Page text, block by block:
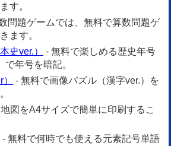
す。
問題ゲームでは、無料で算数問題ゲ
ます。
史ver.）
- 無料で楽しめる歴史年号
で年号を暗記。
- 無料で画像パズル（漢字ver.）を
図をA4サイズで簡単に印刷するこ
- 無料で何時でも使える元素記号単語